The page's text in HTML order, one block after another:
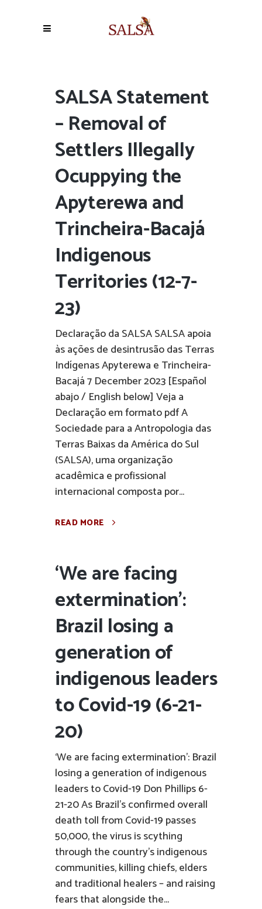
SALSA Statement
– Removal of
Settlers Illegally
Ocuppying the
Apyterewa and
Trincheira-Bacajá
Indigenous
Territories (12-7-
23)
Declaração da SALSA SALSA apoia
às ações de desintrusão das Terras
Indígenas Apyterewa e Trincheira-
Bacajá 7 December 2023 [Español
abajo / English below] Veja a
Declaração em formato pdf A
Sociedade para a Antropologia das
Terras Baixas da América do Sul
(SALSA), uma organização
acadêmica e profissional
internacional composta por...
READ MORE
‘We are facing
extermination’:
Brazil losing a
generation of
indigenous leaders
to Covid-19 (6-21-
20)
‘We are facing extermination’: Brazil
losing a generation of indigenous
leaders to Covid-19 Don Phillips 6-
21-20 As Brazil’s confirmed overall
death toll from Covid-19 passes
50,000, the virus is scything
through the country’s indigenous
communities, killing chiefs, elders
and traditional healers – and raising
fears that alongside the...